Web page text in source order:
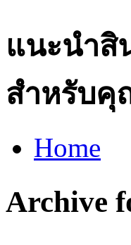
แนะนำสิ
สำหรับคุ
Home
Archive